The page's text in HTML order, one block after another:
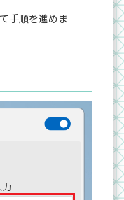
手順を進めま